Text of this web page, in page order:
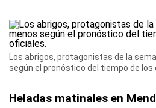
Los abrigos, protagonistas de la
según el pronóstico del tiempo de los
Heladas matinales en